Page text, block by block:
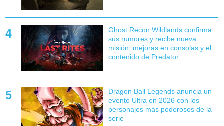
Ghost Recon Wildlands confirma
sus rumores y recibe nueva
misión, mejoras en consolas y el
contenido de Predator
Dragon Ball Legends anuncia un
evento Ultra en 2026 con los
personajes más poderosos de la
serie